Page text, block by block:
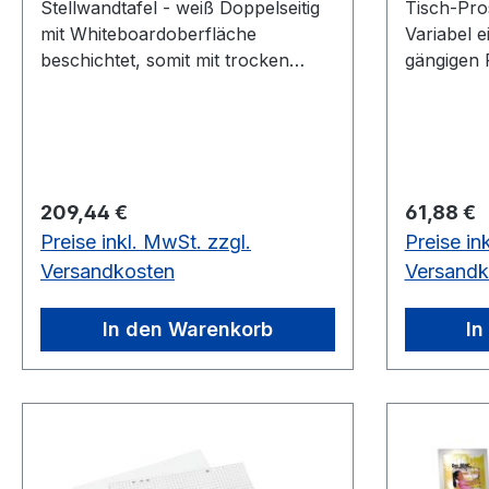
Stellwandtafel - weiß Doppelseitig
mit Whiteboardoberfläche
beschichtet, somit mit trocken
weißer Stahlemailleoberfläche,
verschiedene Größen >>Sperriges
Gut<<
Regulärer Preis:
209,44 €
Preise inkl. MwSt. zzgl.
Versandkosten
In den Warenkorb
Tisch-
Variabel
gängigen
320 x T
Fülltiefe
Regulärer
61,88 €
Preise
In